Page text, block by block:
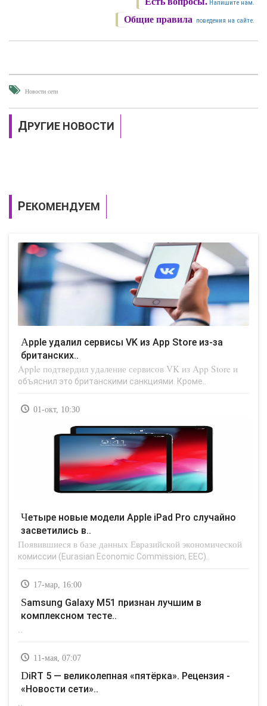
Напишите нам.
Общие правила поведения на сайте.
Новости сети
ДРУГИЕ НОВОСТИ
РЕКОМЕНДУЕМ
Apple удалил сервисы VK из App Store из-за
британских..
Apple подтвердил удаление сервисов VK из App Store и
объяснил это британскими санкциями. Кроме..
01-окт, 10:30
Четыре новые модели Apple iPad Pro случайно
засветились в..
Появившиеся в базе данных Евразийской экономической
комиссии (Eurasian Economic Commission, EEC)..
17-мар, 16:00
Samsung Galaxy M51 признан лучшим в
комплексном тесте..
..
11-мая, 07:07
DiRT 5 — великолепная «пятёрка». Рецензия -
«Новости сети»..
..